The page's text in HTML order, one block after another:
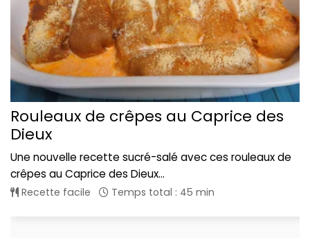
Rouleaux de crêpes au Caprice des
Dieux
Une nouvelle recette sucré-salé avec ces rouleaux de
crêpes au Caprice des Dieux...
Recette facile Temps total : 45 min